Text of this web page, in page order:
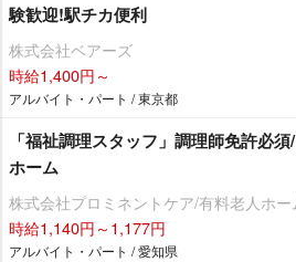
験歓迎!駅チカ便利
株式会社ベアーズ
時給1,400円～
アルバイト・パート / 東京都
「福祉調理スタッフ」調理師免許必
ホーム
株式会社プロミネントケア/有料老人ホ
時給1,140円～1,177円
アルバイト・パート / 愛知県